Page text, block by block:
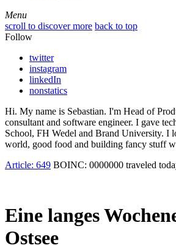
Menu
Menu
scroll to discover more back to top
Follow
twitter
instagram
linkedIn
nonstatics
Hi. My name is Sebastian. I'm Head of
consultant and software engineer. I gave
School, FH Wedel and Brand University. I
world, good food and building fancy stuff
Article: 649 BOINC: 0000000 traveled
Eine langes
Ostsee